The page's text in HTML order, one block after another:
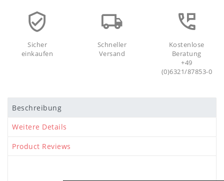
Sicher
einkaufen
Schneller
Versand
Kostenlose
Beratung
+49
(0)6321/87853-0
Beschreibung
Weitere Details
Product Reviews